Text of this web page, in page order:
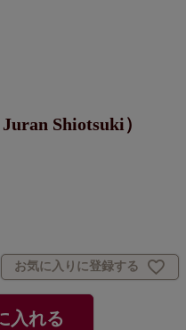
Shiotsuki）
お気に入りに登録する
入れる